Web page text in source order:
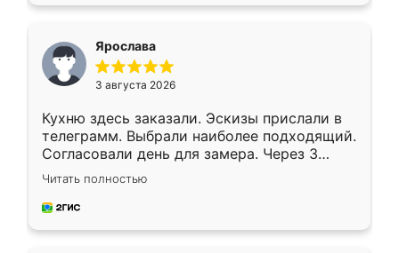
Ярослава
3 августа 2026
Кухню здесь заказали. Эскизы прислали в
телеграмм. Выбрали наиболее подходящий.
Согласовали день для замера. Через 3
недели кухня была уже готова. Остались
довольны работой. Спасибо Ренессанс
мебель за качественную работу!
Читать полностью